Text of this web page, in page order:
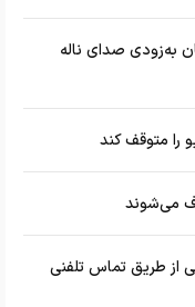
به‌زودی صدای ناله
را متوقف کند
می‌شوند
از طریق تماس تلفنی